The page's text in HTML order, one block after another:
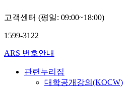
고객센터 (평일: 09:00~18:00)
1599-3122
ARS 번호안내
관련누리집
대학공개강의(KOCW)